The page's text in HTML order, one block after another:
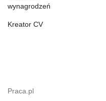
wynagrodzeń
Kreator CV
Praca.pl